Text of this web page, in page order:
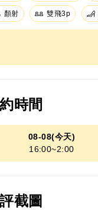
顏射 雙飛3p
時間
08-08(今天)
16:00~2:00
截圖